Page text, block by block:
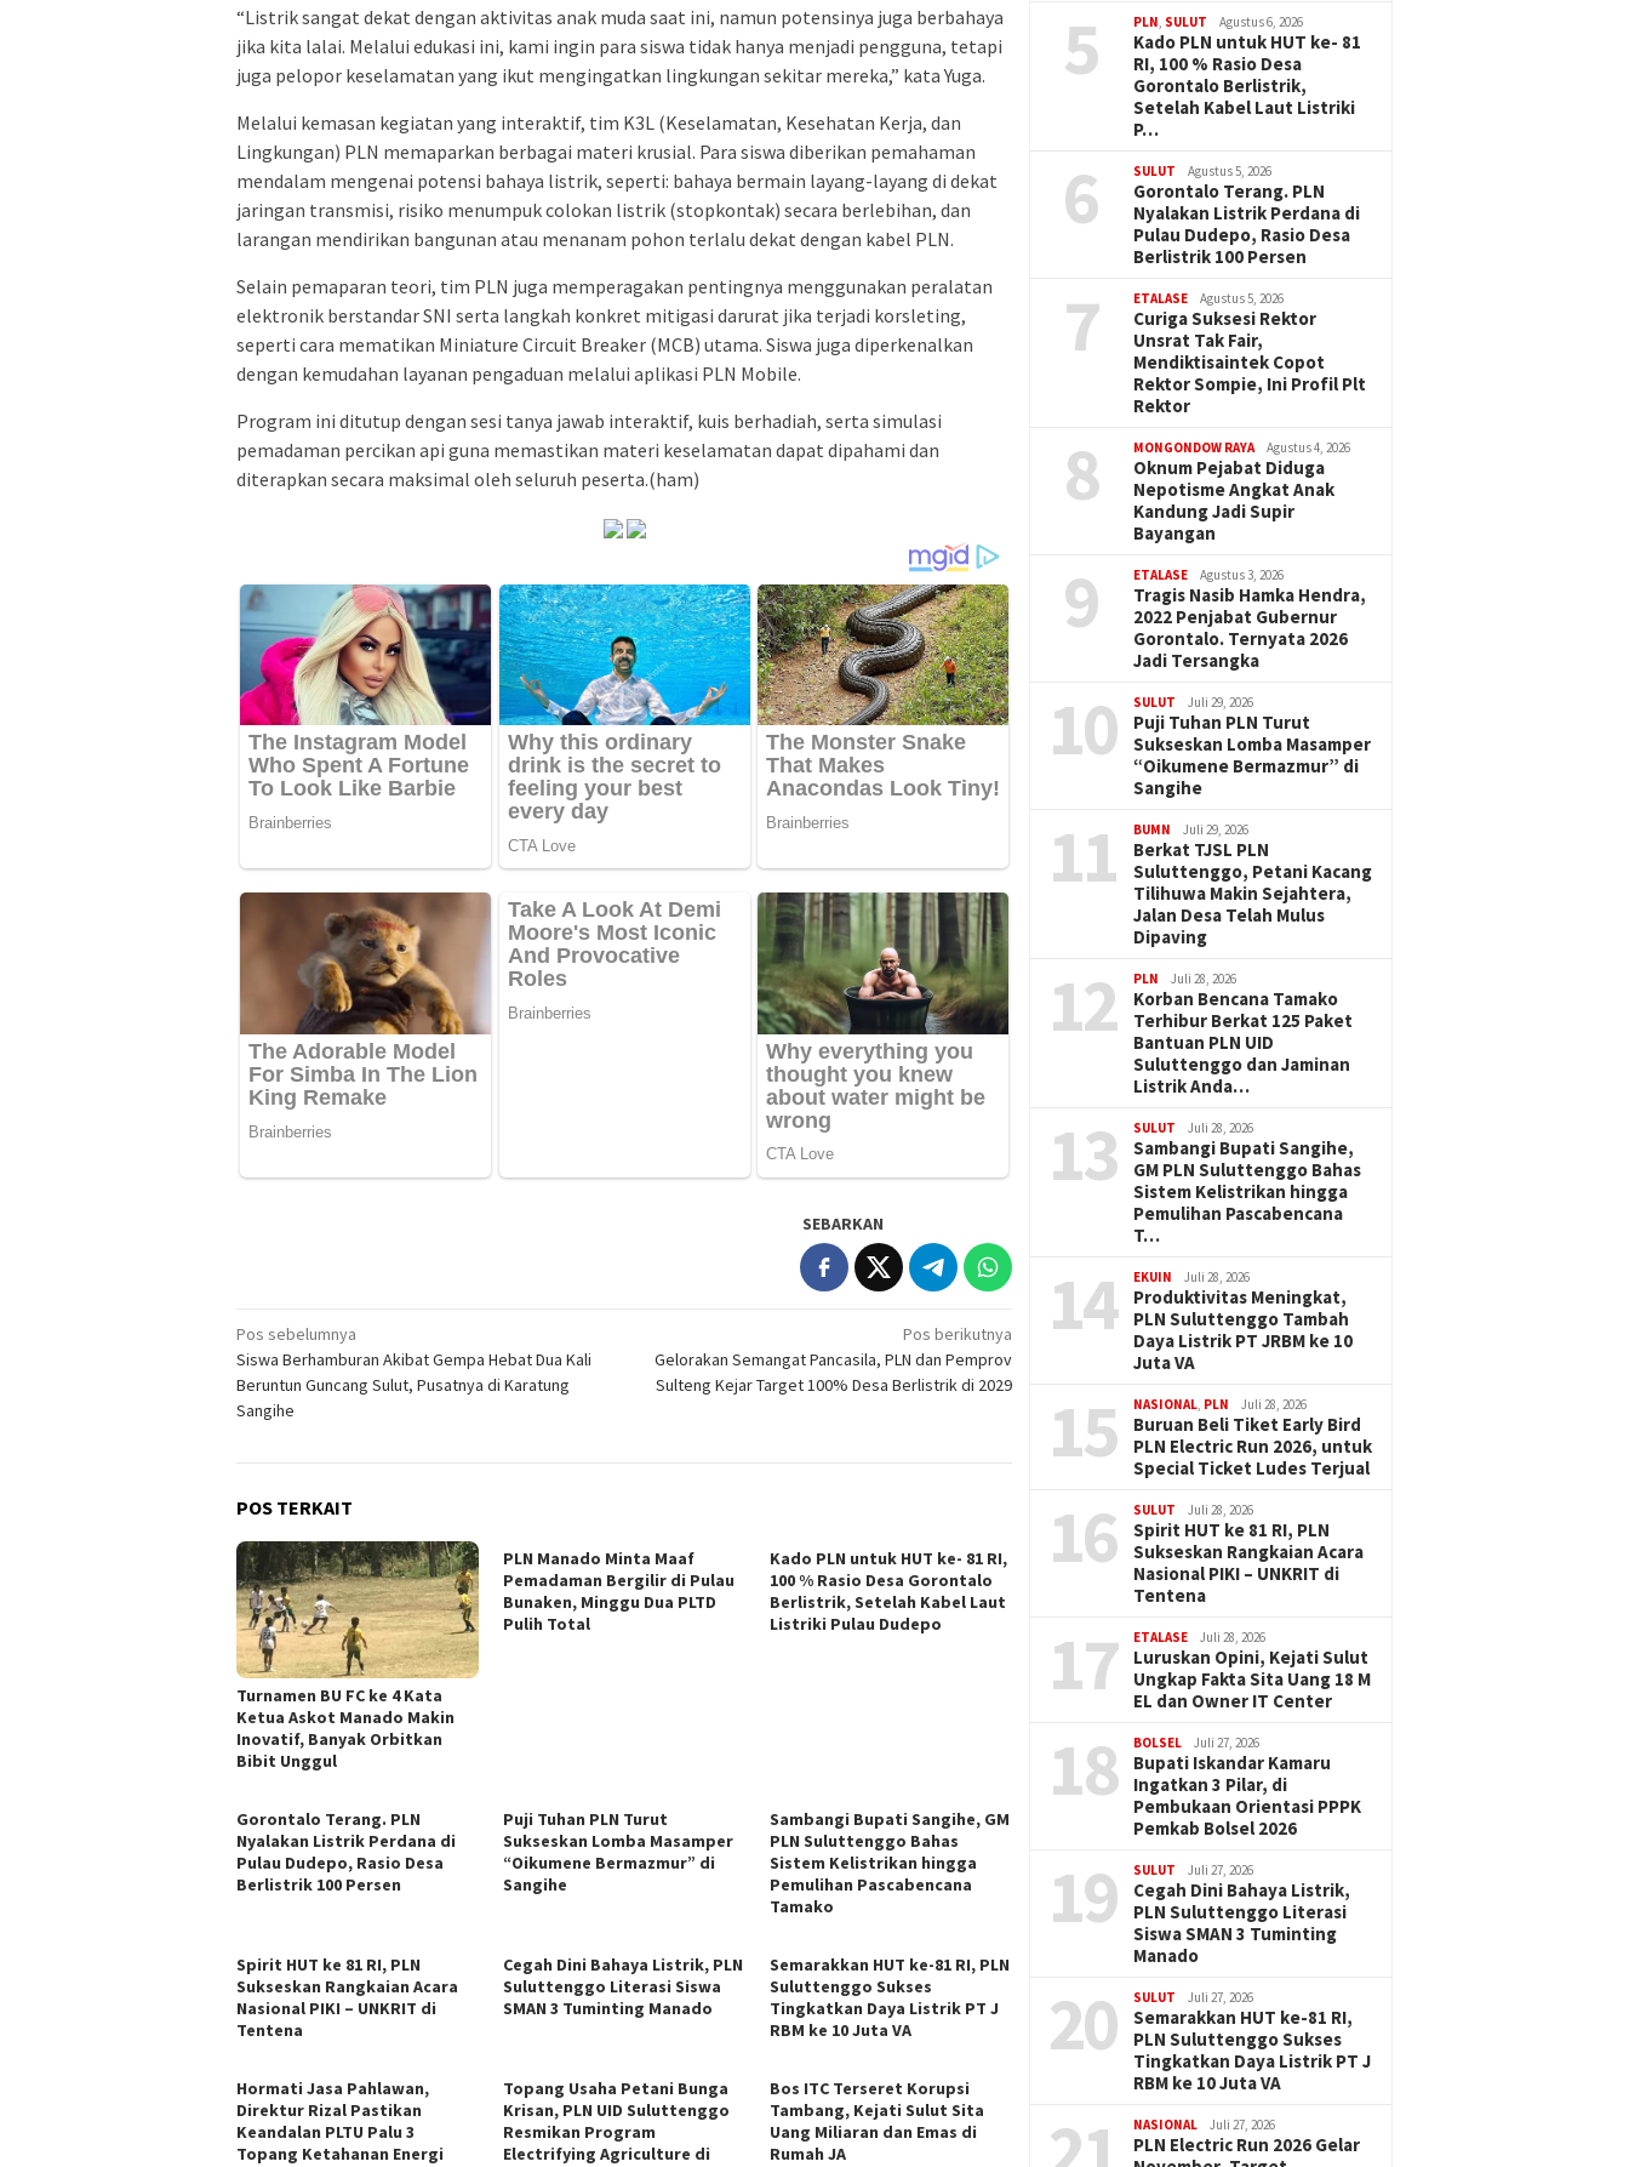
“Listrik sangat dekat dengan aktivitas anak muda saat ini, namun potensinya juga berbahaya
jika kita lalai. Melalui edukasi ini, kami ingin para siswa tidak hanya menjadi pengguna, tetapi
juga pelopor keselamatan yang ikut mengingatkan lingkungan sekitar mereka,” kata Yuga.
Melalui kemasan kegiatan yang interaktif, tim K3L (Keselamatan, Kesehatan Kerja, dan
Lingkungan) PLN memaparkan berbagai materi krusial. Para siswa diberikan pemahaman
mendalam mengenai potensi bahaya listrik, seperti: bahaya bermain layang-layang di dekat
jaringan transmisi, risiko menumpuk colokan listrik (stopkontak) secara berlebihan, dan
larangan mendirikan bangunan atau menanam pohon terlalu dekat dengan kabel PLN.
Selain pemaparan teori, tim PLN juga memperagakan pentingnya menggunakan peralatan
elektronik berstandar SNI serta langkah konkret mitigasi darurat jika terjadi korsleting,
seperti cara mematikan Miniature Circuit Breaker (MCB) utama. Siswa juga diperkenalkan
dengan kemudahan layanan pengaduan melalui aplikasi PLN Mobile.
Program ini ditutup dengan sesi tanya jawab interaktif, kuis berhadiah, serta simulasi
pemadaman percikan api guna memastikan materi keselamatan dapat dipahami dan
diterapkan secara maksimal oleh seluruh peserta.(ham)
SEBARKAN
Navigasi
pos
Pos sebelumnya
Siswa Berhamburan Akibat Gempa Hebat Dua Kali
Beruntun Guncang Sulut, Pusatnya di Karatung
Sangihe
Pos berikutnya
Gelorakan Semangat Pancasila, PLN dan Pemprov
Sulteng Kejar Target 100% Desa Berlistrik di 2029
POS TERKAIT
Turnamen BU FC ke 4 Kata
Ketua Askot Manado Makin
Inovatif, Banyak Orbitkan
Bibit Unggul
PLN Manado Minta Maaf
Pemadaman Bergilir di Pulau
Bunaken, Minggu Dua PLTD
Pulih Total
Kado PLN untuk HUT ke- 81 RI,
100 % Rasio Desa Gorontalo
Berlistrik, Setelah Kabel Laut
Listriki Pulau Dudepo
Gorontalo Terang. PLN
Nyalakan Listrik Perdana di
Pulau Dudepo, Rasio Desa
Berlistrik 100 Persen
Puji Tuhan PLN Turut
Sukseskan Lomba Masamper
“Oikumene Bermazmur” di
Sangihe
Sambangi Bupati Sangihe, GM
PLN Suluttenggo Bahas
Sistem Kelistrikan hingga
Pemulihan Pascabencana
Tamako
Spirit HUT ke 81 RI, PLN
Sukseskan Rangkaian Acara
Nasional PIKI – UNKRIT di
Tentena
Cegah Dini Bahaya Listrik, PLN
Suluttenggo Literasi Siswa
SMAN 3 Tuminting Manado
Semarakkan HUT ke-81 RI, PLN
Suluttenggo Sukses
Tingkatkan Daya Listrik PT J
RBM ke 10 Juta VA
Hormati Jasa Pahlawan,
Direktur Rizal Pastikan
Keandalan PLTU Palu 3
Topang Ketahanan Energi
Topang Usaha Petani Bunga
Krisan, PLN UID Suluttenggo
Resmikan Program
Electrifying Agriculture di
Bos ITC Terseret Korupsi
Tambang, Kejati Sulut Sita
Uang Miliaran dan Emas di
Rumah JA
5 PLN SULUT Agustus 6, 2026
Kado PLN untuk HUT ke- 81
RI, 100 % Rasio Desa
Gorontalo Berlistrik,
Setelah Kabel Laut Listriki
P…
6 SULUT Agustus 5, 2026
Gorontalo Terang. PLN
Nyalakan Listrik Perdana di
Pulau Dudepo, Rasio Desa
Berlistrik 100 Persen
7 ETALASE Agustus 5, 2026
Curiga Suksesi Rektor
Unsrat Tak Fair,
Mendiktisaintek Copot
Rektor Sompie, Ini Profil Plt
Rektor
8 MONGONDOW RAYA Agustus 4, 2026
Oknum Pejabat Diduga
Nepotisme Angkat Anak
Kandung Jadi Supir
Bayangan
9 ETALASE Agustus 3, 2026
Tragis Nasib Hamka Hendra,
2022 Penjabat Gubernur
Gorontalo. Ternyata 2026
Jadi Tersangka
10 SULUT Juli 29, 2026
Puji Tuhan PLN Turut
Sukseskan Lomba Masamper
“Oikumene Bermazmur” di
Sangihe
11 BUMN Juli 29, 2026
Berkat TJSL PLN
Suluttenggo, Petani Kacang
Tilihuwa Makin Sejahtera,
Jalan Desa Telah Mulus
Dipaving
12 PLN Juli 28, 2026
Korban Bencana Tamako
Terhibur Berkat 125 Paket
Bantuan PLN UID
Suluttenggo dan Jaminan
Listrik Anda…
13 SULUT Juli 28, 2026
Sambangi Bupati Sangihe,
GM PLN Suluttenggo Bahas
Sistem Kelistrikan hingga
Pemulihan Pascabencana
T…
14 EKUIN Juli 28, 2026
Produktivitas Meningkat,
PLN Suluttenggo Tambah
Daya Listrik PT JRBM ke 10
Juta VA
15 NASIONAL PLN Juli 28, 2026
Buruan Beli Tiket Early Bird
PLN Electric Run 2026, untuk
Special Ticket Ludes Terjual
16 SULUT Juli 28, 2026
Spirit HUT ke 81 RI, PLN
Sukseskan Rangkaian Acara
Nasional PIKI – UNKRIT di
Tentena
17 ETALASE Juli 28, 2026
Luruskan Opini, Kejati Sulut
Ungkap Fakta Sita Uang 18 M
EL dan Owner IT Center
18 BOLSEL Juli 27, 2026
Bupati Iskandar Kamaru
Ingatkan 3 Pilar, di
Pembukaan Orientasi PPPK
Pemkab Bolsel 2026
19 SULUT Juli 27, 2026
Cegah Dini Bahaya Listrik,
PLN Suluttenggo Literasi
Siswa SMAN 3 Tuminting
Manado
20 SULUT Juli 27, 2026
Semarakkan HUT ke-81 RI,
PLN Suluttenggo Sukses
Tingkatkan Daya Listrik PT J
RBM ke 10 Juta VA
NASIONAL Juli 27, 2026
PLN Electric Run 2026 Gelar